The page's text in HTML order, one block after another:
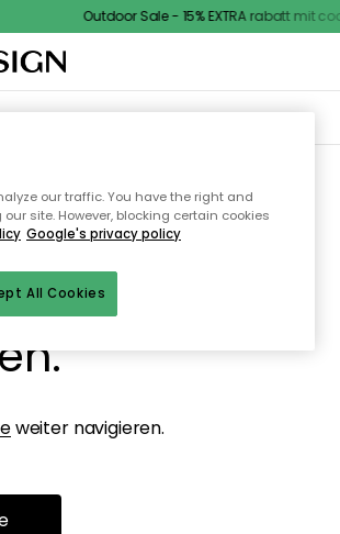
Outdoor Sale - 15% EXTRA rabatt mit code
AUFBEWAHRUNGOUTDOOR-MÖBEL
nicht
weiter navigieren.
our traffic. You have the right and
site. However, blocking certain cookies
Google's privacy policy
All Cookies